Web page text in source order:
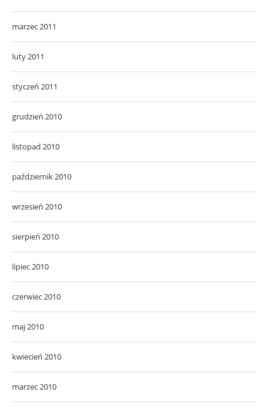
marzec 2011
luty 2011
styczeń 2011
grudzień 2010
listopad 2010
październik 2010
wrzesień 2010
sierpień 2010
lipiec 2010
czerwiec 2010
maj 2010
kwiecień 2010
marzec 2010